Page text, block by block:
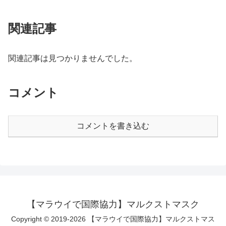
関連記事
関連記事は見つかりませんでした。
コメント
コメントを書き込む
【マラウイで国際協力】マルクストマスク
Copyright © 2019-2026 【マラウイで国際協力】マルクストマス